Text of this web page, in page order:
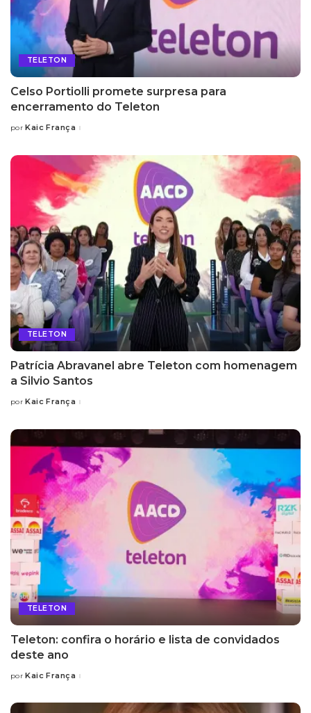
TELETON
Celso Portiolli promete surpresa para
encerramento do Teleton
Posted
por Kaic França
TELETON
Patrícia Abravanel abre Teleton com homenagem
a Silvio Santos
Posted
por Kaic França
TELETON
Teleton: confira o horário e lista de convidados
deste ano
Posted
por Kaic França